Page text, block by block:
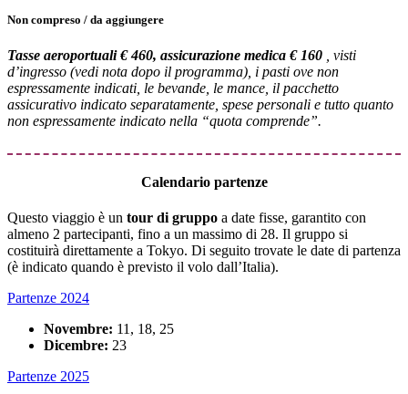
Non compreso / da aggiungere
Tasse aeroportuali € 460, assicurazione medica € 160 , visti
d’ingresso (vedi nota dopo il programma), i pasti ove non
espressamente indicati, le bevande, le mance, il pacchetto
assicurativo indicato separatamente, spese personali e tutto quanto
non espressamente indicato nella “quota comprende”.
Calendario partenze
Questo viaggio è un tour di gruppo a date fisse, garantito con
almeno 2 partecipanti, fino a un massimo di 28. Il gruppo si
costituirà direttamente a Tokyo. Di seguito trovate le date di partenza
(è indicato quando è previsto il volo dall’Italia).
Partenze 2024
Novembre: 11, 18, 25
Dicembre: 23
Partenze 2025